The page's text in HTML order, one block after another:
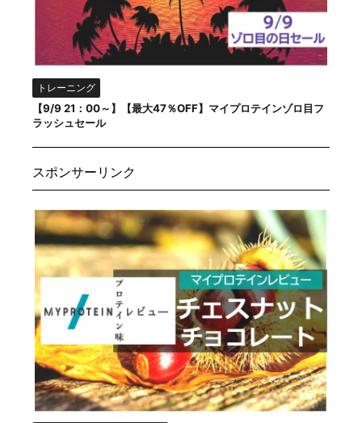
トレーニング
【9/9 21：00～】【最大47％OFF】マイプロテインゾロ目フ
ラッシュセール
スポンサーリンク